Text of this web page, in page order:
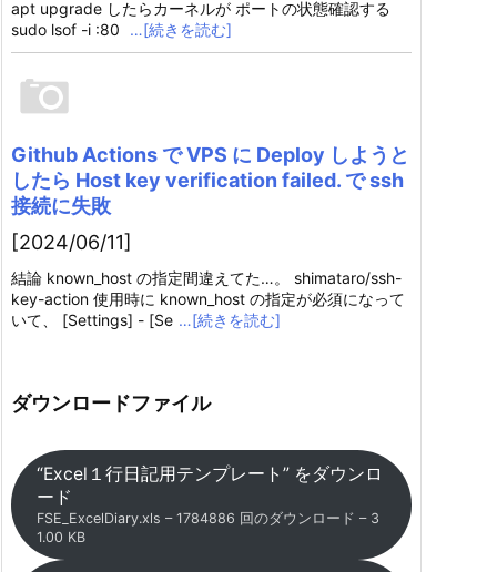
apt upgrade したらカーネルが ポートの状態確認する
sudo lsof -i :80
…[続きを読む]
Github Actions で VPS に Deploy しようと
したら Host key verification failed. で ssh
接続に失敗
[2024/06/11]
結論 known_host の指定間違えてた…。 shimataro/ssh-
key-action 使用時に known_host の指定が必須になって
いて、 [Settings] - [Se …[続きを読む]
ダウンロードファイル
“Excel１行日記用テンプレート” をダウンロ
ード
FSE_ExcelDiary.xls – 1784886 回のダウンロード – 3
1.00 KB